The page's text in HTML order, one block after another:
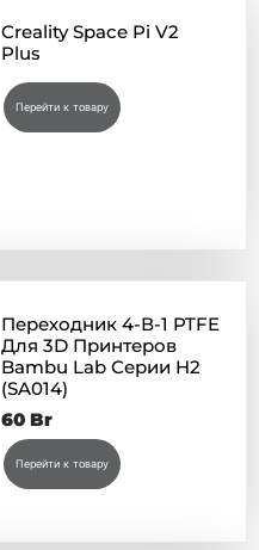
Creality Space Pi V2
Plus
Перейти к товару
Переходник 4-В-1 PTFE
Для 3D Принтеров
Bambu Lab Серии H2
(SA014)
60 Br
Перейти к товару